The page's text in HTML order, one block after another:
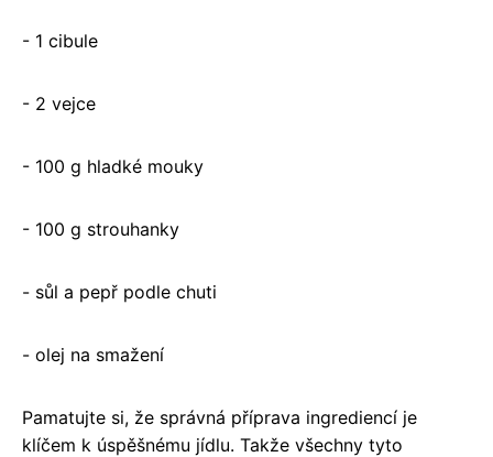
- 1 cibule
- 2 vejce
- 100 g hladké mouky
- 100 g strouhanky
- sůl a pepř podle chuti
- olej na smažení
Pamatujte si, že správná příprava ingrediencí je
klíčem k úspěšnému jídlu. Takže všechny tyto